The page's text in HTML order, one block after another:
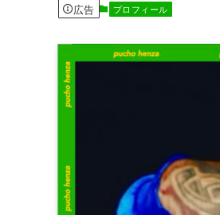
広告 プロフィール